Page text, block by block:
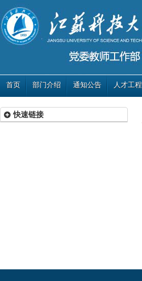
首页 部门介绍 通知公告 人才工程
快速链接